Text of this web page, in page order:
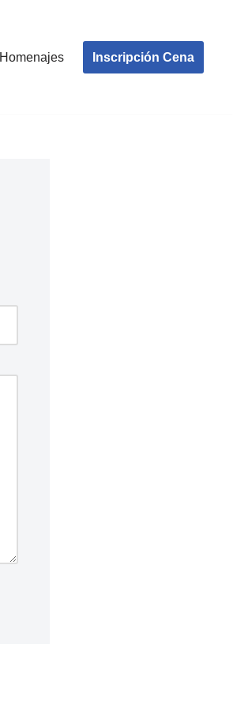
Homenajes Inscripción Cena